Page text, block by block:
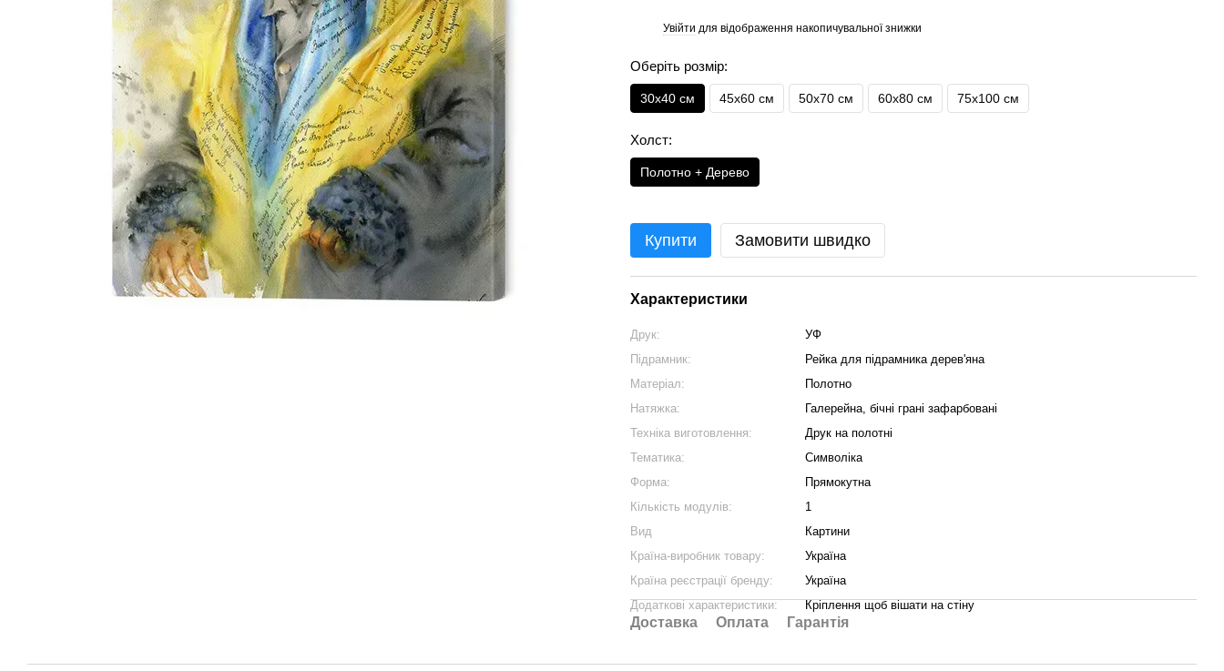
Увійти для відображення накопичувальної знижки
Оберіть розмір:
30х40 см 45х60 см 50х70 см 60х80 см 75х100 см
Холст:
Полотно + Дерево
Купити Замовити швидко
Характеристики
Друк:
УФ
Підрамник:
Рейка для підрамника дерев'яна
Матеріал:
Полотно
Натяжка:
Галерейна, бічні грані зафарбовані
Техніка виготовлення:
Друк на полотні
Тематика:
Символіка
Форма:
Прямокутна
Кількість модулів:
1
Вид
Картини
Країна-виробник товару:
Україна
Країна реєстрації бренду:
Україна
Додаткові характеристики:
Кріплення щоб вішати на стіну
Доставка Оплата Гарантія